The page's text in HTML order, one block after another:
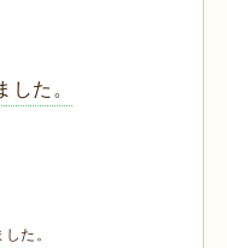
した。
た。